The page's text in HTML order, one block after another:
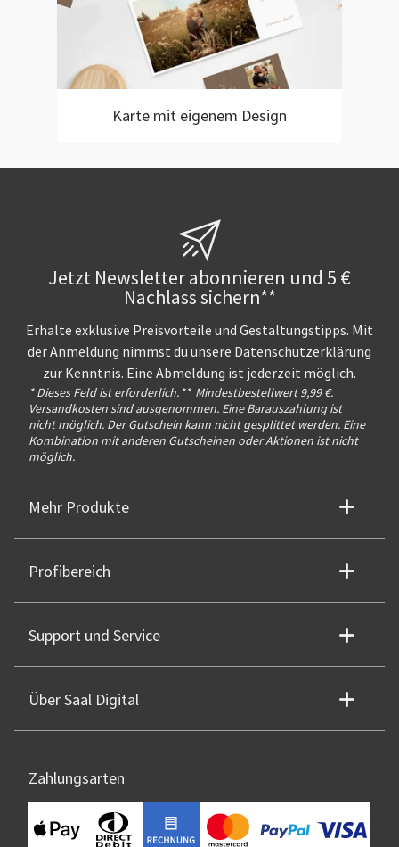
Karte mit eigenem Design
Jetzt Newsletter abonnieren und 5 €
Nachlass sichern**
Erhalte exklusive Preisvorteile und Gestaltungstipps. Mit
der Anmeldung nimmst du unsere Datenschutzerklärung
zur Kenntnis. Eine Abmeldung ist jederzeit möglich.
* Dieses Feld ist erforderlich. ** Mindestbestellwert 9,99 €.
Versandkosten sind ausgenommen. Eine Barauszahlung ist
nicht möglich. Der Gutschein kann nicht gesplittet werden. Eine
Kombination mit anderen Gutscheinen oder Aktionen ist nicht
möglich.
Mehr Produkte
Profibereich
Support und Service
Über Saal Digital
Zahlungsarten